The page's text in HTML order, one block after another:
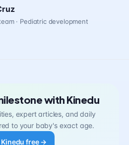
· Pediatric development
with Kinedu
expert articles, and daily
to your baby's exact age.
Kinedu free →